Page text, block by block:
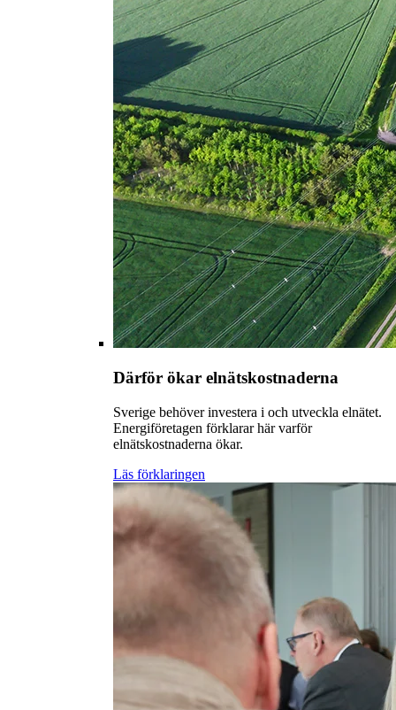
Därför ökar elnätskostnaderna
Sverige behöver investera i och utveckla elnätet.
Energiföretagen förklarar här varför
elnätskostnaderna ökar.
Läs förklaringen